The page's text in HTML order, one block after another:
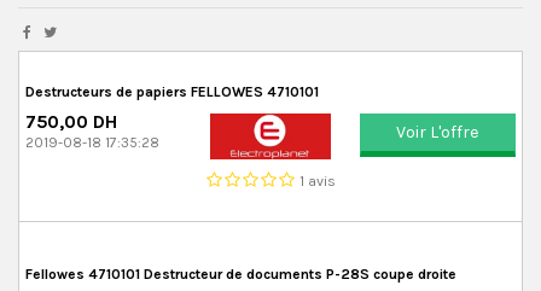
Destructeurs de papiers FELLOWES 4710101
750,00 DH
2019-08-18 17:35:28
1 avis
Voir L'offre
Fellowes 4710101 Destructeur de documents P-28S coupe droite